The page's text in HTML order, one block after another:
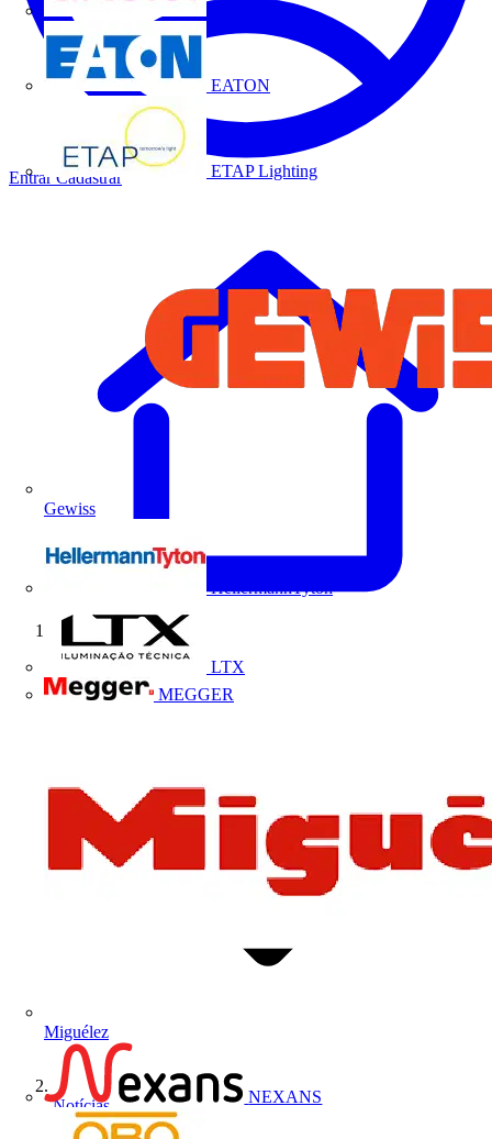
CIRCUTOR
EATON
ETAP Lighting
Gewiss
HellermannTyton
LTX
MEGGER
Miguélez
NEXANS
Entrar Cadastrar
Início
Notícias